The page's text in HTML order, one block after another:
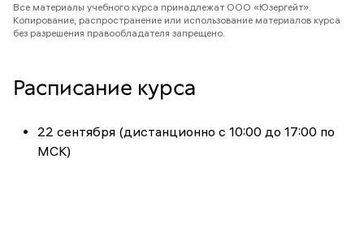
Все материалы учебного курса принадлежат ООО «Юзергейт».
Копирование, распространение или использование материалов курса
без разрешения правообладателя запрещено.
Расписание курса
22 сентября (дистанционно с 10:00 до 17:00 по
МСК)